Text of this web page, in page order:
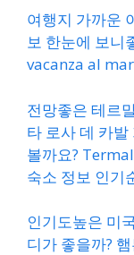
여행지 가까운
보 한눈에 보니
vacanza al
전망좋은 테르
타 로사 데 카
볼까요?
숙소 정보 인기
인기도높은 미
디가 좋을까?